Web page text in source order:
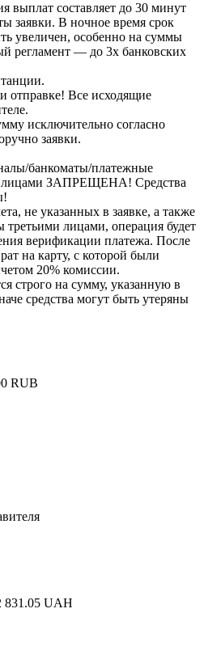
выплат составляет до 30 минут
заявки. В ночное время срок
увеличен, особенно на суммы
регламент — до 3х банковских
отправке! Все исходящие
исключительно согласно
заявки.
банкоматы/платежные
лицами ЗАПРЕЩЕНА! Средства
не указанных в заявке, а также
третьими лицами, операция будет
верификации платежа. После
на карту, с которой были
20% комиссии.
строго на сумму, указанную в
средства могут быть утеряны
RUB
831.05 UAH